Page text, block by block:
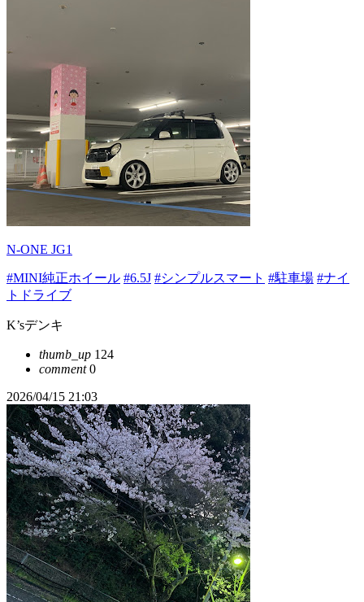
N-ONE JG1
#MINI純正ホイール #6.5J #シンプルスマート #駐車場 #ナイ
トドライブ
K’sデンキ
thumb_up 124
comment0
2026/04/15 21:03